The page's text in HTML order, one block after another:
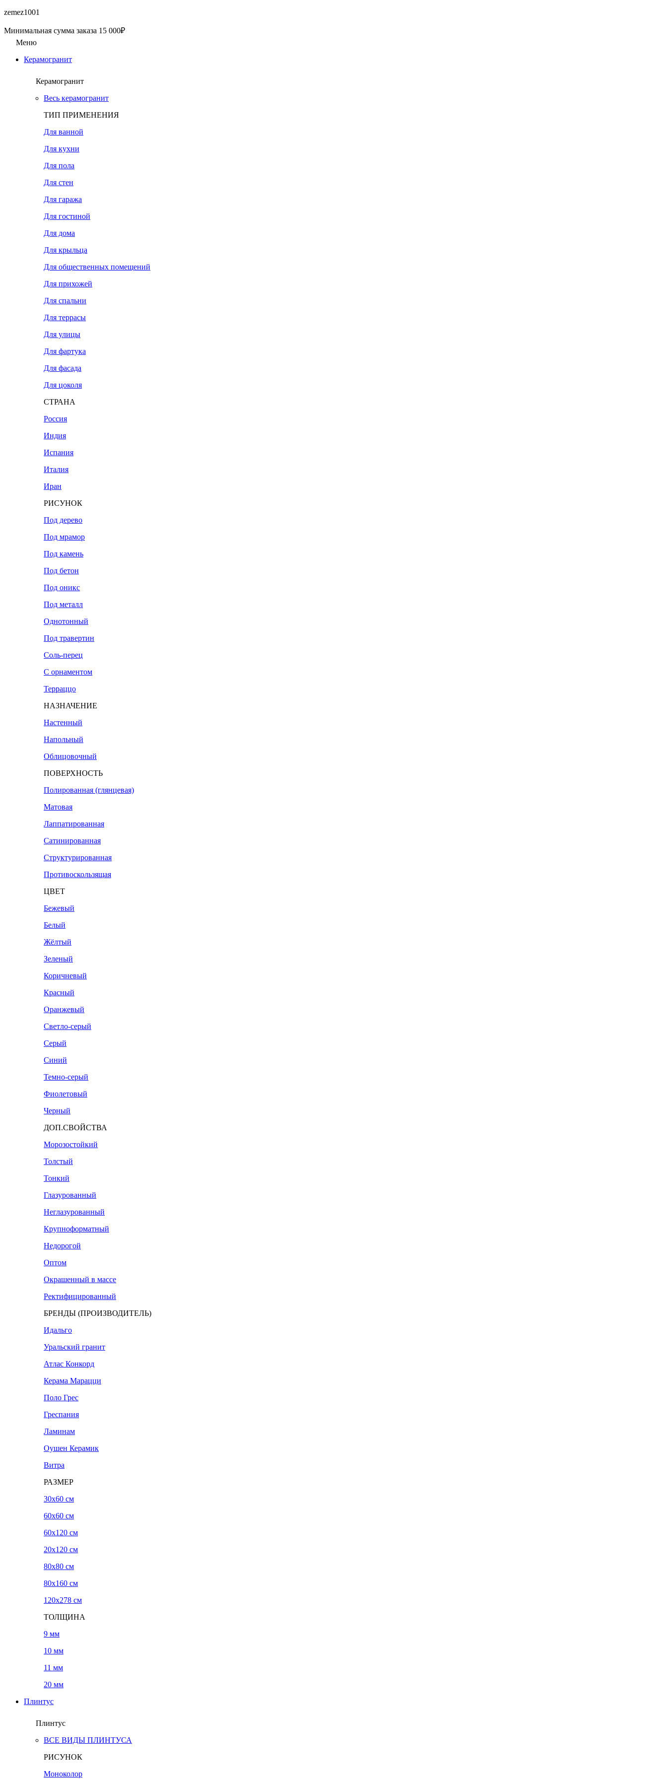
zemez1001
Минимальная сумма заказа 15 000₽
Меню
Керамогранит
Керамогранит
Весь керамогранит
ТИП ПРИМЕНЕНИЯ
Для ванной
Для кухни
Для пола
Для стен
Для гаража
Для гостиной
Для дома
Для крыльца
Для общественных помещений
Для прихожей
Для спальни
Для террасы
Для улицы
Для фартука
Для фасада
Для цоколя
СТРАНА
Россия
Индия
Испания
Италия
Иран
РИСУНОК
Под дерево
Под мрамор
Под камень
Под бетон
Под оникс
Под металл
Однотонный
Под травертин
Соль-перец
С орнаментом
Терраццо
НАЗНАЧЕНИЕ
Настенный
Напольный
Облицовочный
ПОВЕРХНОСТЬ
Полированная (глянцевая)
Матовая
Лаппатированная
Сатинированная
Структурированная
Противоскользящая
ЦВЕТ
Бежевый
Белый
Жёлтый
Зеленый
Коричневый
Красный
Оранжевый
Светло-серый
Серый
Синий
Темно-серый
Фиолетовый
Черный
ДОП.СВОЙСТВА
Морозостойкий
Толстый
Тонкий
Глазурованный
Неглазурованный
Крупноформатный
Недорогой
Оптом
Окрашенный в массе
Ректифицированный
БРЕНДЫ (ПРОИЗВОДИТЕЛЬ)
Идальго
Уральский гранит
Атлас Конкорд
Керама Марацци
Поло Грес
Греспания
Ламинам
Оушен Керамик
Витра
РАЗМЕР
30x60 см
60x60 см
60x120 см
20х120 см
80x80 см
80x160 см
120х278 см
ТОЛЩИНА
9 мм
10 мм
11 мм
20 мм
Плинтус
Плинтус
ВСЕ ВИДЫ ПЛИНТУСА
РИСУНОК
Моноколор